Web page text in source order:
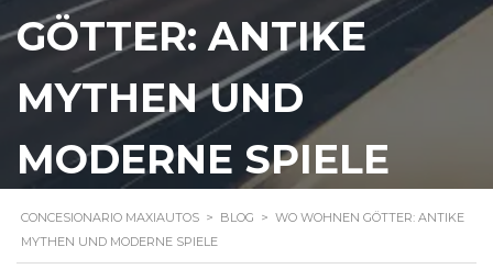
GÖTTER: ANTIKE
MYTHEN UND
MODERNE SPIELE
CONCESIONARIO MAXIAUTOS > BLOG > WO WOHNEN GÖTTER: ANTIKE
MYTHEN UND MODERNE SPIELE